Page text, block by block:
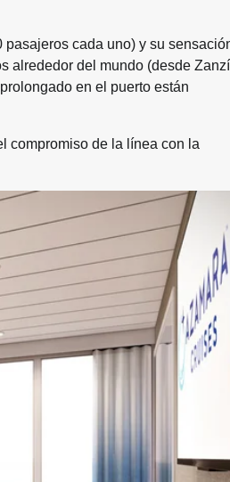
cada uno) y su
alrededor del mundo (desde
en el puerto están
compromiso de la línea con la